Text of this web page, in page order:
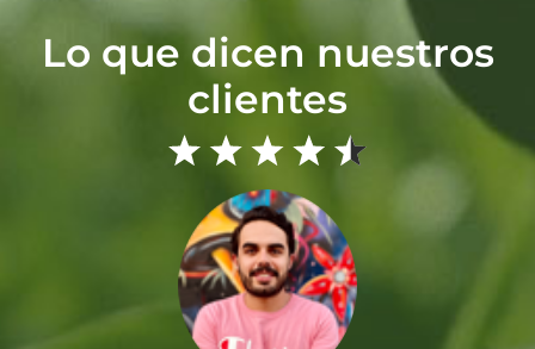
Lo que dicen nuestros
clientes